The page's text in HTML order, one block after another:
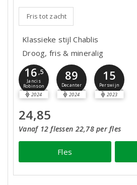
Fris tot zacht
Klassieke stijl Chablis
Droog, fris & mineralig
16 ,5
Jancis
Robinson
2024
89
Decanter
2024
15
Perswijn
2023
24,85
Vanaf 12 flessen 22,78 per fles
Fles